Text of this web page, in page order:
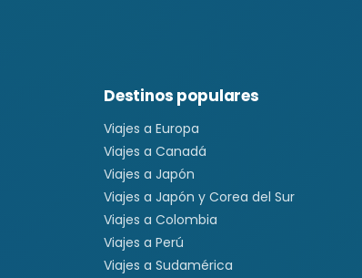
Destinos populares
Viajes a Europa
Viajes a Canadá
Viajes a Japón
Viajes a Japón y Corea del Sur
Viajes a Colombia
Viajes a Perú
Viajes a Sudamérica